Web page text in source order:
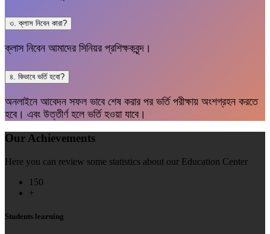
৩. ক্লাস নিবেন কারা?
ক্লাস নিবেন আমাদের সিনিয়র প্রশিক্ষকবৃন্দ।
৪. কিভাবে ভর্তি হবো?
অনলাইনে আবেদন সফল ভাবে শেষ করার পর ভর্তি পরীক্ষায় অংশগ্রহন করতে
হবে। এবং উত্তীর্ণ হলে ভর্তি হওয়া যাবে।
Our Achievements
Here you can review some statistics about our Education Center
150
+
Students learning